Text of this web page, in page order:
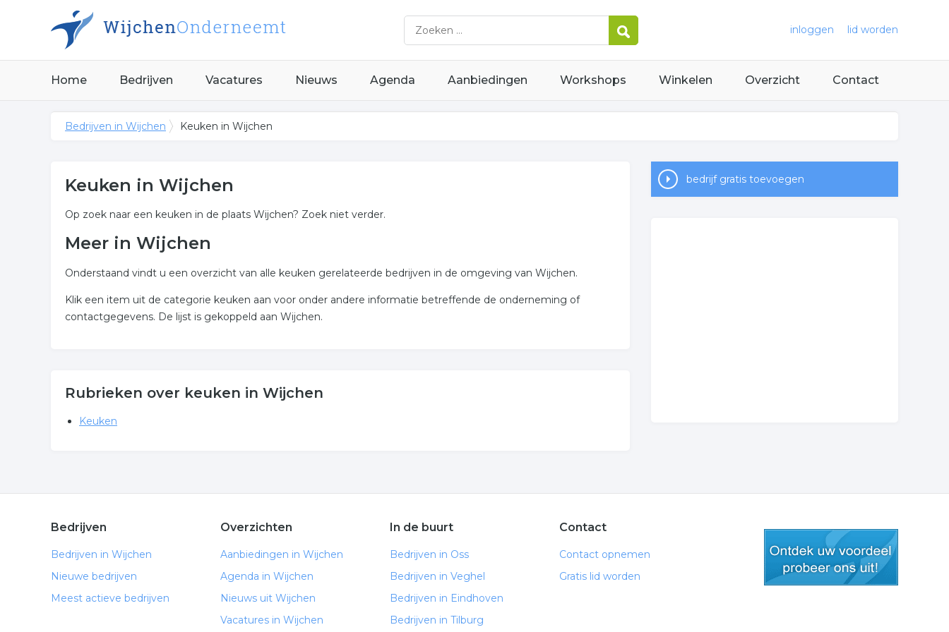
inloggen lid worden
Home Bedrijven Vacatures Nieuws Agenda Aanbiedingen Workshops Winkelen Overzicht Contact
Bedrijven in Wijchen Keuken in Wijchen
Keuken in Wijchen
Op zoek naar een keuken in de plaats Wijchen? Zoek niet verder.
Meer in Wijchen
Onderstaand vindt u een overzicht van alle keuken gerelateerde bedrijven in de omgeving van Wijchen.
Klik een item uit de categorie keuken aan voor onder andere informatie betreffende de onderneming of
contactgegevens. De lijst is gekoppeld aan Wijchen.
Rubrieken over keuken in Wijchen
Keuken
bedrijf gratis toevoegen
Bedrijven
Bedrijven in Wijchen
Nieuwe bedrijven
Meest actieve bedrijven
Overzichten
Aanbiedingen in Wijchen
Agenda in Wijchen
Nieuws uit Wijchen
Vacatures in Wijchen
In de buurt
Bedrijven in Oss
Bedrijven in Veghel
Bedrijven in Eindhoven
Bedrijven in Tilburg
Contact
Contact opnemen
Gratis lid worden